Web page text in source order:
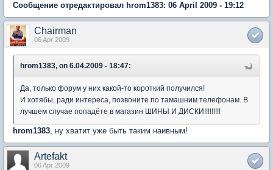
Сообщение отредактировал hrom1383: 06 April 2009 - 19:12
Chairman
06 Apr 2009
hrom1383, on 6.04.2009 - 18:47:
Да, только форум у них какой-то короткий получился!
И хотябы, ради интереса, позвоните по тамашним телефонам. В
лучшем случае попадёте в магазин ШИНЫ И ДИСКИ!!!!!!!!!
hrom1383, ну хватит уже быть таким наивным!
Artefakt
06 Apr 2009